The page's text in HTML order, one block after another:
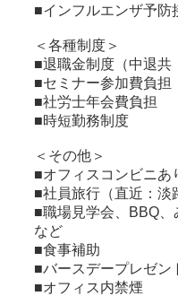
■インフルエンザ予防
＜各種制度＞
■退職金制度（中退共
■セミナー参加費負担
■社労士年会費負担
■時短勤務制度
＜その他＞
■オフィスコンビニあ
■社員旅行（直近：淡
■職場見学会、BBQ
など
■食事補助
■バースデープレゼン
■オフィス内禁煙